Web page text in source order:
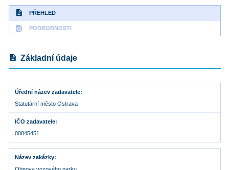
description PŘEHLED
find_in_page PODROBNOSTI
description Základní údaje
Úřední název zadavatele
Statutární město Ostrava
IČO zadavatele
00845451
Název zakázky